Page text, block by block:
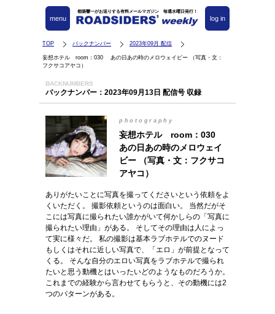
都築響一がお送りする有料メールマガジン 毎週水曜日発行！
log in
menu
TOP バックナンバー 2023年09月 配信
妄想ホテル room：030 あの日あの時のメロウェイビー （写真・文：
フクサコアヤコ）
BACKNUMBERS
バックナンバー：2023年09月13日 配信号 収録
photography
妄想ホテル room：030
あの日あの時のメロウェイ
ビー （写真・文：フクサコ
アヤコ）
ありがたいことに写真を撮ってくださいという依頼をよ
くいただく。 撮影依頼というのは面白い。 当然だがそ
こには写真に撮られたい誰かがいて何かしらの「写真に
撮られたい理由」がある。 そしてその理由は人によっ
て実に様々だ。 私の撮影は基本ラブホテルでのヌード
もしくはそれに近しい写真で、「エロ」が前提となって
くる。 そんな自分のエロい写真をラブホテルで撮られ
たいと思う動機とはいったいどのようなものだろうか。
これまでの経験から言わせてもらうと、その動機には2
つのパターンがある。